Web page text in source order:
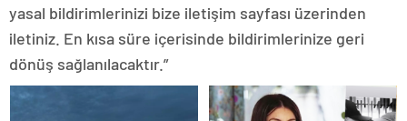
yasal bildirimlerinizi bize iletişim sayfası üzerinden
iletiniz. En kısa süre içerisinde bildirimlerinize geri
dönüş sağlanılacaktır.”